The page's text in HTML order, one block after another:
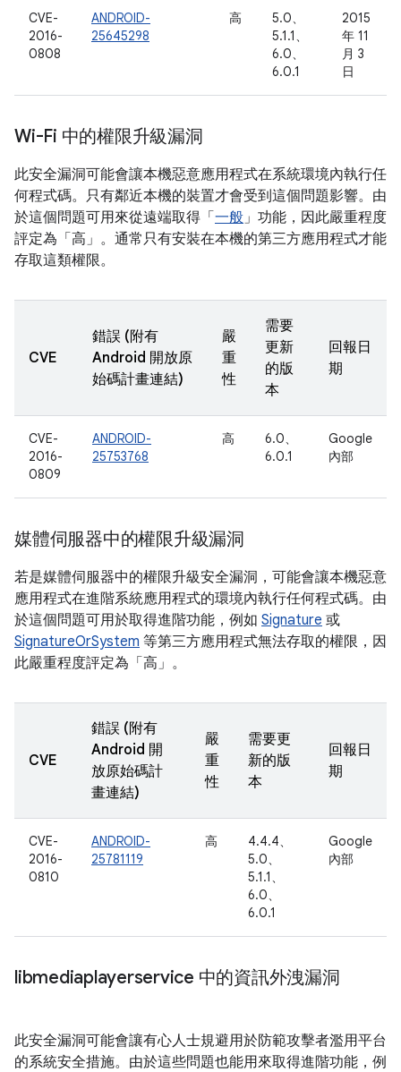
CVE-
2016-
0808
ANDROID-
25645298
高
5.0、
5.1.1、
6.0、
6.0.1
2015
年 11
月 3
日
Wi-Fi 中的權限升級漏洞
此安全漏洞可能會讓本機惡意應用程式在系統環境內執行任
何程式碼。只有鄰近本機的裝置才會受到這個問題影響。由
於這個問題可用來從遠端取得「 一般」功能，因此嚴重程度
評定為「高」。通常只有安裝在本機的第三方應用程式才能
存取這類權限。
CVE
錯誤 (附有
Android 開放原
始碼計畫連結)
嚴
重
性
需要
更新
的版
本
回報日
期
CVE-
2016-
0809
ANDROID-
25753768
高
6.0、
6.0.1
Google
內部
媒體伺服器中的權限升級漏洞
若是媒體伺服器中的權限升級安全漏洞，可能會讓本機惡意
應用程式在進階系統應用程式的環境內執行任何程式碼。由
於這個問題可用於取得進階功能，例如 Signature 或
SignatureOrSystem 等第三方應用程式無法存取的權限，因
此嚴重程度評定為「高」。
CVE
錯誤 (附有
Android 開
放原始碼計
畫連結)
嚴
重
性
需要更
新的版
本
回報日
期
CVE-
2016-
0810
ANDROID-
25781119
高
4.4.4、
5.0、
5.1.1、
6.0、
6.0.1
Google
內部
libmediaplayerservice 中的資訊外洩漏洞
此安全漏洞可能會讓有心人士規避用於防範攻擊者濫用平台
的系統安全措施。由於這些問題也能用來取得進階功能，例